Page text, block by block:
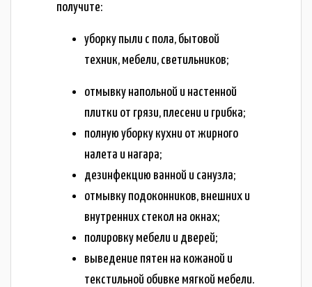
получите:
уборку пыли с пола, бытовой
техник, мебели, светильников;
отмывку напольной и настенной
плитки от грязи, плесени и грибка;
полную уборку кухни от жирного
налета и нагара;
дезинфекцию ванной и санузла;
отмывку подоконников, внешних и
внутренних стекол на окнах;
полировку мебели и дверей;
выведение пятен на кожаной и
текстильной обивке мягкой мебели.